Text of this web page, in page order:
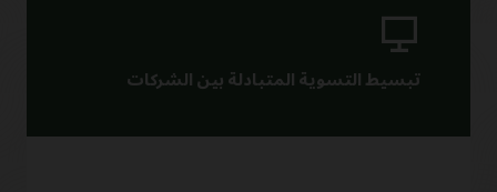
خدمات ترحيل سحابة Oracle Soar
الاستشارات
ابحث عن شريك
تبسيط التسوية المتبادلة بين الشركات